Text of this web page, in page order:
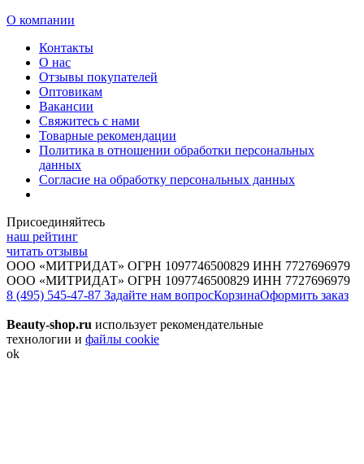
О компании
Контакты
О нас
Отзывы покупателей
Оптовикам
Вакансии
Свяжитесь с нами
Товарные рекомендации
Политика в отношении обработки персональных
данных
Согласие на обработку персональных данных
Присоединяйтесь
наш рейтинг
читать отзывы
ООО «МИТРИДАТ» ОГРН 1097746500829 ИНН 7727696979
ООО «МИТРИДАТ» ОГРН 1097746500829 ИНН 7727696979
8 (495) 545-47-87 Задайте нам вопросКорзинаОформить заказ
Beauty-shop.ru использует рекомендательные
технологии и файлы cookie
ok